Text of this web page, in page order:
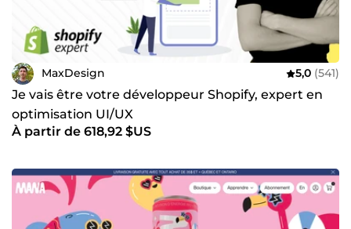
MaxDesign 5,0 (541)
Je vais être votre développeur Shopify, expert en
optimisation UI/UX
À partir de 618,92 $US